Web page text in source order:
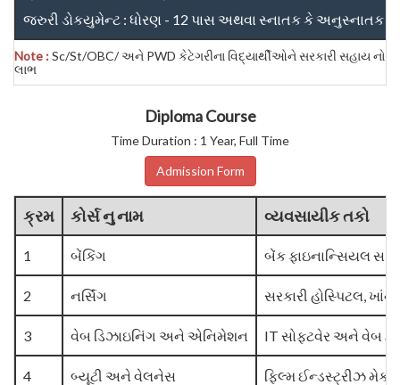
જરુરી ડોકયુમેન્ટ : ધોરણ - 12 પાસ અથવા સ્નાતક કે અનુસ્નાતક ની
Note :Sc/St/OBC/ અને PWD કેટેગરીના વિદ્યાર્થીઓને સરકારી સહાય નો
લાભ
Diploma Course
Time Duration : 1 Year, Full Time
Admission Form
ક્રમ કોર્સ નુ નામ વ્યવસાયીક તકો
1 બેંકિંગ બેંક ફાઇનાન્સિયલ
2 નર્સિંગ સરકારી હોસ્પિટલ,
3 વેબ ડિઝાઇનિંગ અને એનિમેશન IT સોફ્ટવેર અને વેબ
4 બ્યૂટી અને વેલનેસ ફિલ્મ ઈન્ડસ્ટ્રીઝ